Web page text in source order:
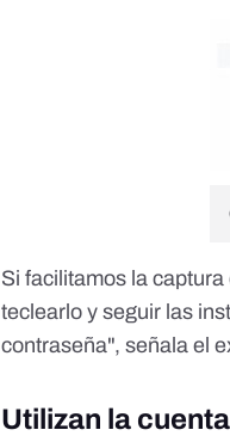
Si facilitamos la
teclearlo y seguir las
contraseña", señala el
Utilizan la